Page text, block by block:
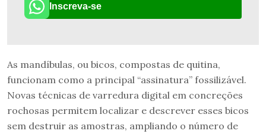
Inscreva-se
As mandíbulas, ou bicos, compostas de quitina,
funcionam como a principal “assinatura” fossilizável.
Novas técnicas de varredura digital em concreções
rochosas permitem localizar e descrever esses bicos
sem destruir as amostras, ampliando o número de